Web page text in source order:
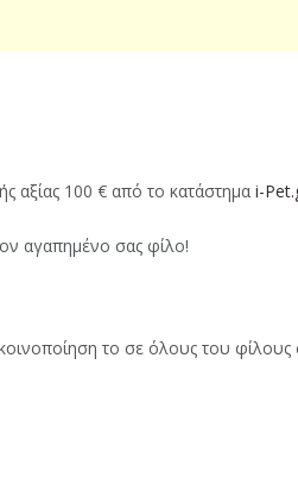
αξίας 100 € από το κατάστημα i-
αγαπημένο σας φίλο!
το σε όλους του φίλους